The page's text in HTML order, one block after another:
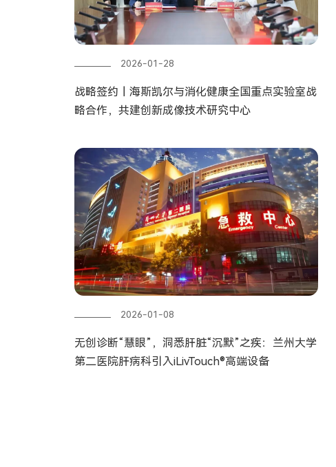
2026-01-28
战略签约丨海斯凯尔与消化健康全国重点实验室战
略合作，共建创新成像技术研究中心
2026-01-08
无创诊断“慧眼”，洞悉肝脏“沉默”之疾：兰州大学
第二医院肝病科引入iLivTouch®高端设备